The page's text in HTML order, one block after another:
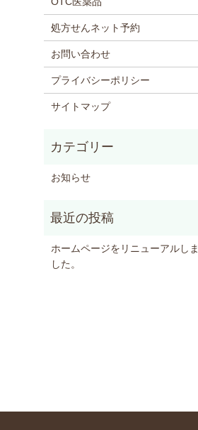
処方せんネット予約
お問い合わせ
プライバシーポリシー
サイトマップ
お知らせ
ホームページをリニューアルしま
した。